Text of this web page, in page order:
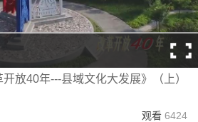
放40年---县域文化大发展》（上）
观看 6424